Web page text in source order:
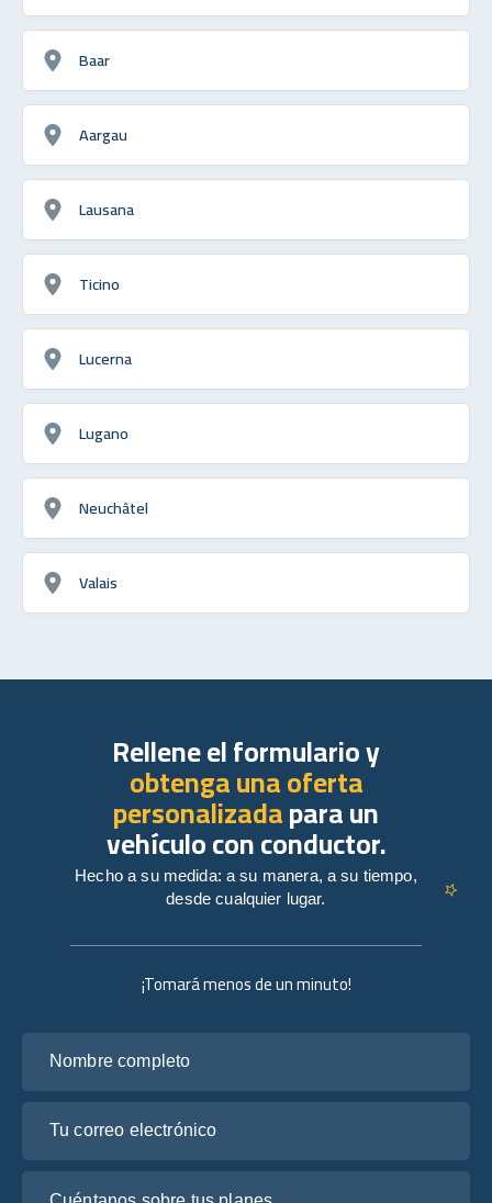
Baar
Aargau
Lausana
Ticino
Lucerna
Lugano
Neuchâtel
Valais
¡Tomará menos de un minuto!
Rellene el formulario y
obtenga una oferta
personalizadapara un
vehículo con conductor.
Hecho a su medida: a su manera, a su tiempo,
desde cualquier lugar.